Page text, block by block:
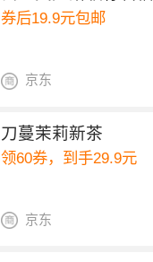
券后19.9元包邮
京东
刀蔓茉莉新茶
领60券，到手29.9元
京东